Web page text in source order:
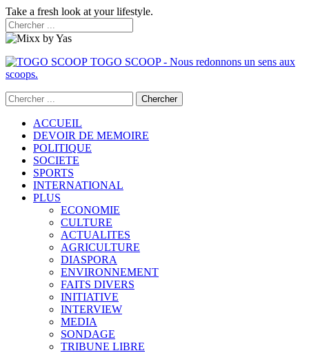
Take a fresh look at your lifestyle.
TOGO SCOOP - Nous redonnons un sens aux
scoops.
ACCUEIL
DEVOIR DE MEMOIRE
POLITIQUE
SOCIETE
SPORTS
INTERNATIONAL
PLUS
ECONOMIE
CULTURE
ACTUALITES
AGRICULTURE
DIASPORA
ENVIRONNEMENT
FAITS DIVERS
INITIATIVE
INTERVIEW
MEDIA
SONDAGE
TRIBUNE LIBRE